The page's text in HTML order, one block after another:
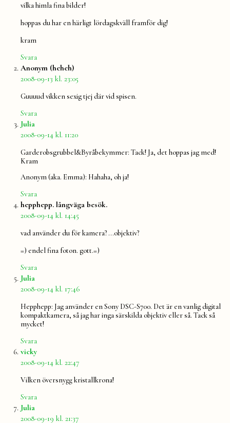
vilka himla fina bilder!
hoppas du har en härligt lördagskväll framför dig!
kram
Svara
Anonym (heheh)säger:
2008-09-13 kl. 23:05
Guuuud vikken sexig tjej där vid spisen.
Svara
Julia
2008-09-14 kl. 11:20
Garderobsgrubbel&Byråbekymmer: Tack! Ja, det hoppas jag med!
Kram
Anonym (aka. Emma): Hahaha, oh ja!
Svara
hepphepp. långväga besök.säger:
2008-09-14 kl. 14:45
vad använder du för kamera? …objektiv?
=) endel fina foton. gott.=)
Svara
Julia
2008-09-14 kl. 17:46
Hepphepp: Jag använder en Sony DSC-S700. Det är en vanlig digital
kompaktkamera, så jag har inga särskilda objektiv eller så. Tack så
mycket!
Svara
vickysäger:
2008-09-14 kl. 22:47
Vilken översnygg kristallkrona!
Svara
Julia
2008-09-19 kl. 21:37